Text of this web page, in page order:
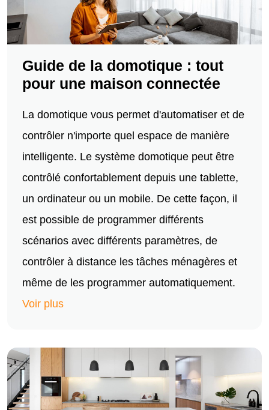
Guide de la domotique : tout
pour une maison connectée
La domotique vous permet d'automatiser et de
contrôler n'importe quel espace de manière
intelligente. Le système domotique peut être
contrôlé confortablement depuis une tablette,
un ordinateur ou un mobile. De cette façon, il
est possible de programmer différents
scénarios avec différents paramètres, de
contrôler à distance les tâches ménagères et
même de les programmer automatiquement.
Voir plus